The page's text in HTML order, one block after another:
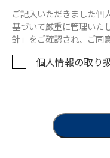
ご記入いただきました個
基づいて厳重に管理いた
針 」をご確認され、ご同
個人情報の取り